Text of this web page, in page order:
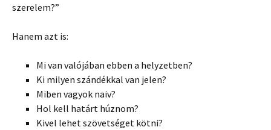
szerelem?”
Hanem azt is:
Mi van valójában ebben a helyzetben?
Ki milyen szándékkal van jelen?
Miben vagyok naiv?
Hol kell határt húznom?
Kivel lehet szövetséget kötni?